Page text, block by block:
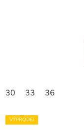
30 33 36
VÝPRODEJ